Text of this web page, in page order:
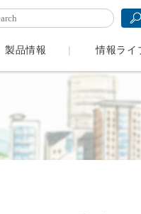
製品情報 情報ライ